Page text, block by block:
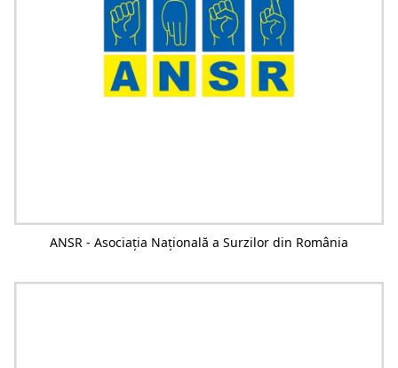
ANSR - Asociația Națională a Surzilor din România